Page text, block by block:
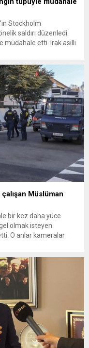
Stockholm
saldırı düzenledi.
müdahale etti. Irak asıllı
çalışan kadına
eylemine...
çalışan Müslüman
bir kez daha yüce
olmak isteyen
O anlar kameralar